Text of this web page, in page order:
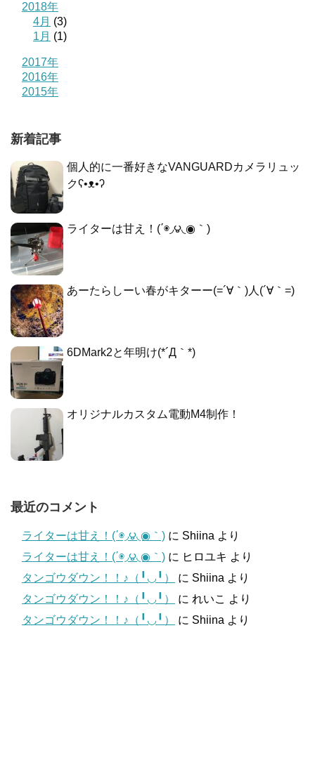
2018年
4月 (3)
1月 (1)
2017年
2016年
2015年
新着記事
個人的に一番好きなVANGUARDカメラリュッ
クʕ•ᴥ•ʔ
ライターは甘え！(΄◉◞౪◟◉｀)
あーたらしーい春がキターー(=´∀｀)人(´∀｀=)
6DMark2と年明け(*´Д｀*)
オリジナルカスタム電動M4制作！
最近のコメント
ライターは甘え！(΄◉◞౪◟◉｀) に Shiina より
ライターは甘え！(΄◉◞౪◟◉｀) に ヒロユキ より
タンゴウダウン！！♪（╹◡╹）
に Shiina より
タンゴウダウン！！♪（╹◡╹）
に れいこ より
タンゴウダウン！！♪（╹◡╹）
に Shiina より